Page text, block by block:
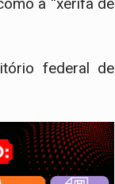
a “xerifa de
federal de